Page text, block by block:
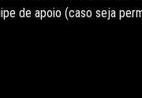
de apoio (caso seja